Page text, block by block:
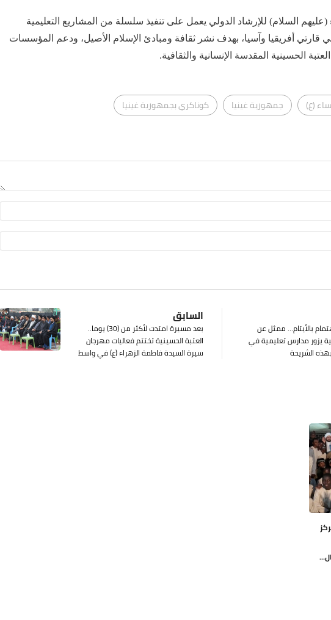
السلام) للإرشاد الدولي يعمل على تنفيذ سلسلة من المشاريع التعليمية
قارتي أفريقيا وآسيا، بهدف نشر ثقافة ومبادئ الإسلام الأصيل، ودعم المؤسسات
الحسينية المقدسة الإنسانية والثقافية.
(ع) جمهورية غينيا كوناكري بجمهورية غينيا
السابق
بعد مسيرة امتدت لأكثر من (30) يوما..
العتبة الحسينية تختتم فعاليات مهرجان
سيرة السيدة فاطمة الزهراء (ع) في واسط
بالأيتام… ممثل عن
يزور مدارس تعليمية في
الشريحة